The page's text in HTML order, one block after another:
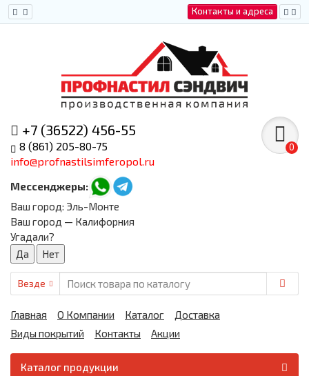
Контакты и адреса
+7 (36522) 456-55
8 (861) 205-80-75
info@profnastilsimferopol.ru
Мессенджеры:
0
Ваш город: Эль-Монте
Ваш город — Калифорния
Угадали?
Везде
Главная О Компании Каталог
Доставка
Виды покрытий
Контакты Акции
Каталог продукции